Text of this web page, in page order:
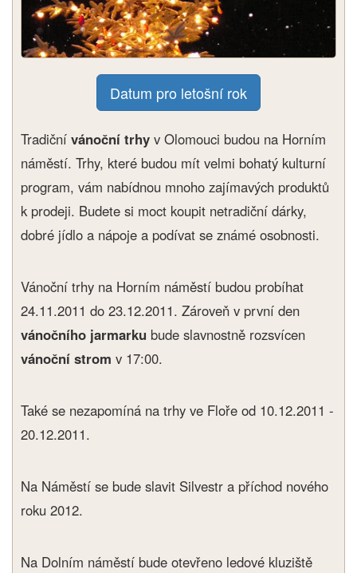
Datum pro letošní rok
Tradiční vánoční trhy v Olomouci budou na Horním
náměstí. Trhy, které budou mít velmi bohatý kulturní
program, vám nabídnou mnoho zajímavých produktů
k prodeji. Budete si moct koupit netradiční dárky,
dobré jídlo a nápoje a podívat se známé osobnosti.
Vánoční trhy na Horním náměstí budou probíhat
24.11.2011 do 23.12.2011. Zároveň v první den
vánočního jarmarku bude slavnostně rozsvícen
vánoční strom v 17:00.
Také se nezapomíná na trhy ve Floře od 10.12.2011 -
20.12.2011.
Na Náměstí se bude slavit Silvestr a příchod nového
roku 2012.
Na Dolním náměstí bude otevřeno ledové kluziště